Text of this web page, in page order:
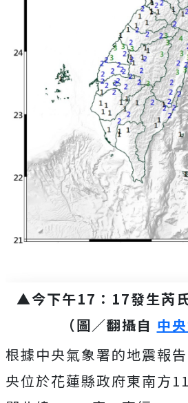
▲今下午17：17發生芮
（圖／翻攝自 中
根據中央氣象署的地震報
央位於花蓮縣政府東南方